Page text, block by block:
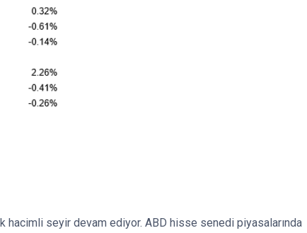
hacimli seyir devam ediyor. ABD hisse senedi piyasalarında